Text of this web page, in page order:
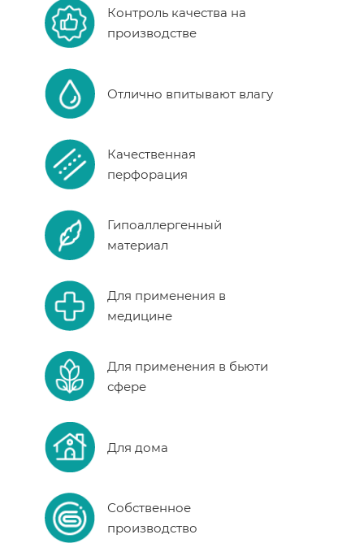
Контроль качества на
производстве
Отлично впитывают влагу
Качественная
перфорация
Гипоаллергенный
материал
Для применения в
медицине
Для применения в бьюти
сфере
Для дома
Собственное
производство